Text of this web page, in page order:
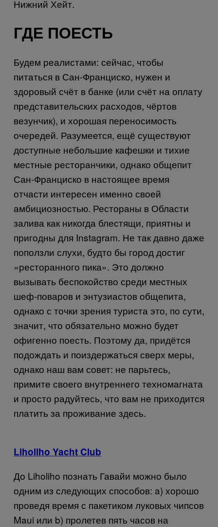
Нижний Хейт.
ГДЕ ПОЕСТЬ
Будем реалистами: сейчас, чтобы
питаться в Сан-Франциско, нужен и
здоровый счёт в банке (или счёт на оплату
представительских расходов, чёртов
везунчик), и хорошая переносимость
очередей. Разумеется, ещё существуют
доступные небольшие кафешки и тихие
местные ресторанчики, однако общепит
Сан-Франциско в настоящее время
отчасти интересен именно своей
амбициозностью. Рестораны в Области
залива как никогда блестящи, приятны и
пригодны для Instagram. Не так давно даже
поползли слухи, будто бы город достиг
«ресторанного пика». Это должно
вызывать беспокойство среди местных
шеф-поваров и энтузиастов общепита,
однако с точки зрения туриста это, по сути,
значит, что обязательно можно будет
офигенно поесть. Поэтому да, придётся
подождать и поиздержаться сверх меры,
однако наш вам совет: не парьтесь,
примите своего внутреннего техномагната
и просто радуйтесь, что вам не приходится
платить за проживание здесь.
Liholiho Yacht Club
До Liholiho познать Гавайи можно было
одним из следующих способов: a) хорошо
проведя время с пакетиком луковых чипсов
Maui или b) пролетев пять часов на